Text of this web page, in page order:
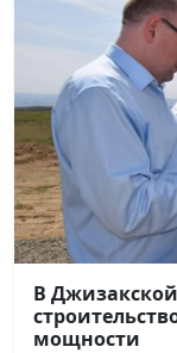
В
мощности